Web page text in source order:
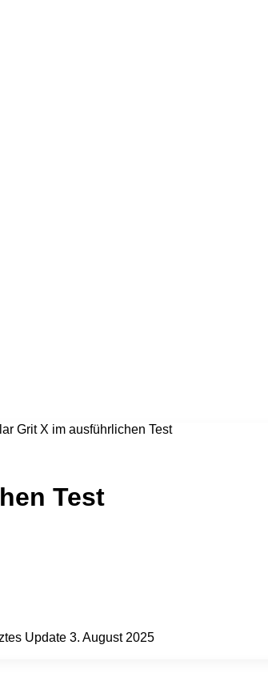
Grit X im ausführlichen Test
Test
Update 3. August 2025